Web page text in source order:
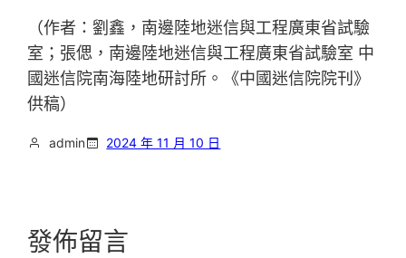
（作者：劉鑫，南邊陸地迷信與工程廣東省試驗
室；張偲，南邊陸地迷信與工程廣東省試驗室 中
國迷信院南海陸地研討所。《中國迷信院院刊》
供稿）
admin 2024 年 11 月 10 日
發佈留言